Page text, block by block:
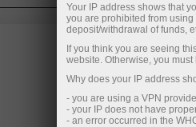
Your IP address shows that
you are prohibited from
deposit/withdrawal of funds,
If you think you are seeing
website. Otherwise, you
Why does your IP address
- you are using a VPN
- your IP does not have
- an error occurred in the